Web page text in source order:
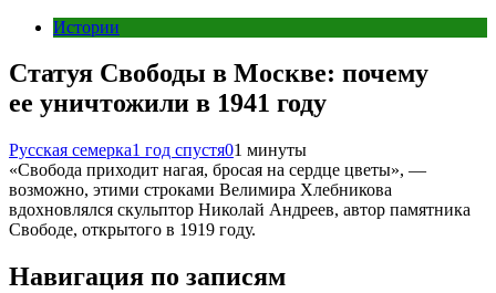
Истории
Статуя Свободы в Москве: почему
ее уничтожили в 1941 году
Русская семерка1 год спустя01 минуты
«Свобода приходит нагая, бросая на сердце цветы», —
возможно, этими строками Велимира Хлебникова
вдохновлялся скульптор Николай Андреев, автор памятника
Свободе, открытого в 1919 году.
Навигация по записям